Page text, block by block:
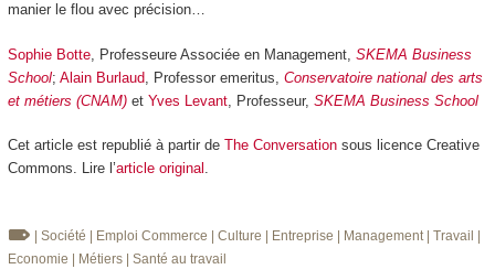
manier le flou avec précision…
Sophie Botte, Professeure Associée en Management, SKEMA Business
School; Alain Burlaud , Professor emeritus, Conservatoire national des arts
et métiers (CNAM)et Yves Levant, Professeur, SKEMA Business School
Cet article est republié à partir de The Conversationsous licence Creative
Commons. Lire l’article original .
| Société | Emploi Commerce | Culture | Entreprise | Management | Travail
Economie
| Métiers | Santé au travail